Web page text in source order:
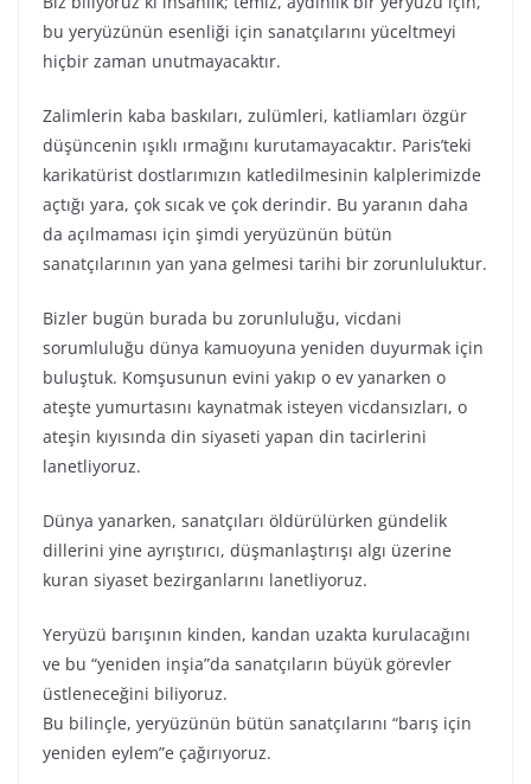
bu yeryüzünün esenliği için sanatçılarını yüceltmeyi
hiçbir zaman unutmayacaktır.
Zalimlerin kaba baskıları, zulümleri, katliamları özgür
düşüncenin ışıklı ırmağını kurutamayacaktır. Paris’teki
karikatürist dostlarımızın katledilmesinin kalplerimizde
açtığı yara, çok sıcak ve çok derindir. Bu yaranın daha
da açılmaması için şimdi yeryüzünün bütün
sanatçılarının yan yana gelmesi tarihi bir zorunluluktur.
Bizler bugün burada bu zorunluluğu, vicdani
sorumluluğu dünya kamuoyuna yeniden duyurmak için
buluştuk. Komşusunun evini yakıp o ev yanarken o
ateşte yumurtasını kaynatmak isteyen vicdansızları, o
ateşin kıyısında din siyaseti yapan din tacirlerini
lanetliyoruz.
Dünya yanarken, sanatçıları öldürülürken gündelik
dillerini yine ayrıştırıcı, düşmanlaştırışı algı üzerine
kuran siyaset bezirganlarını lanetliyoruz.
Yeryüzü barışının kinden, kandan uzakta kurulacağını
ve bu “yeniden inşia”da sanatçıların büyük görevler
üstleneceğini biliyoruz.
Bu bilinçle, yeryüzünün bütün sanatçılarını “barış için
yeniden eylem”e çağırıyoruz.